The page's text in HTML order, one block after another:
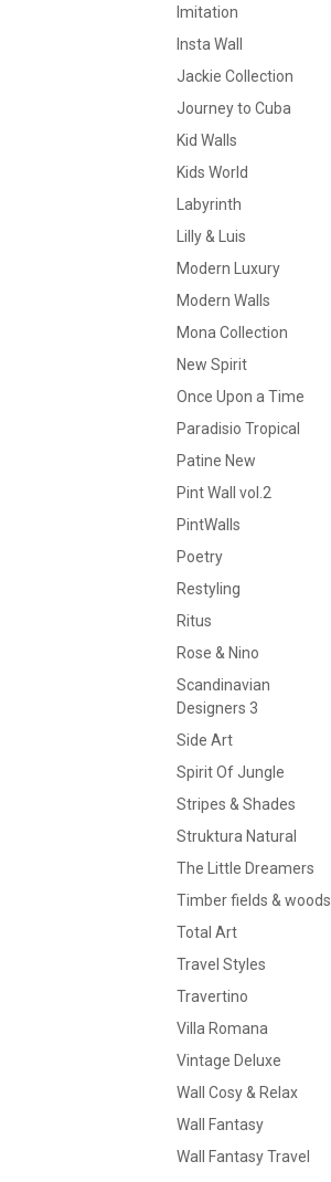
Imitation
Insta Wall
Jackie Collection
Journey to Cuba
Kid Walls
Kids World
Labyrinth
Lilly & Luis
Modern Luxury
Modern Walls
Mona Collection
New Spirit
Once Upon a Time
Paradisio Tropical
Patine New
Pint Wall vol.2
PintWalls
Poetry
Restyling
Ritus
Rose & Nino
Scandinavian
Designers 3
Side Art
Spirit Of Jungle
Stripes & Shades
Struktura Natural
The Little Dreamers
Timber fields & woods
Total Art
Travel Styles
Travertino
Villa Romana
Vintage Deluxe
Wall Cosy & Relax
Wall Fantasy
Wall Fantasy Travel